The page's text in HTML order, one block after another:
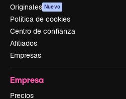
Originales Nuevo
Política de cookies
Centro de confianza
Afiliados
Empresas
Empresa
Precios